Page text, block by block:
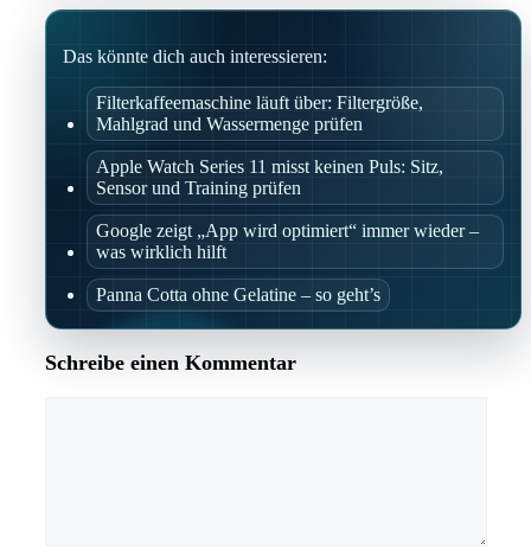
Das könnte dich auch interessieren:
Filterkaffeemaschine läuft über: Filtergröße,
Mahlgrad und Wassermenge prüfen
Apple Watch Series 11 misst keinen Puls: Sitz,
Sensor und Training prüfen
Google zeigt „App wird optimiert“ immer wieder –
was wirklich hilft
Panna Cotta ohne Gelatine – so geht’s
Schreibe einen Kommentar